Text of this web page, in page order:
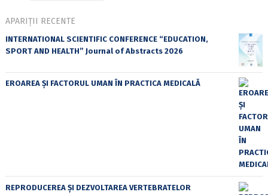
APARIȚII RECENTE
INTERNATIONAL SCIENTIFIC CONFERENCE “EDUCATION,
SPORT AND HEALTH” Journal of Abstracts 2026
EROAREA ȘI FACTORUL UMAN ÎN PRACTICA MEDICALĂ
REPRODUCEREA ȘI DEZVOLTAREA VERTEBRATELOR